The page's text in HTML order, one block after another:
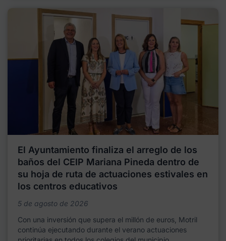
El Ayuntamiento finaliza el arreglo de los
baños del CEIP Mariana Pineda dentro de
su hoja de ruta de actuaciones estivales en
los centros educativos
5 de agosto de 2026
Con una inversión que supera el millón de euros, Motril
continúa ejecutando durante el verano actuaciones